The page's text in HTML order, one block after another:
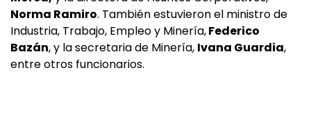
Norma Ramiro. También estuvieron el ministro de
Industria, Trabajo, Empleo y Minería,Federico
Bazán, y la secretaria de Minería, Ivana Guardia,
entre otros funcionarios.